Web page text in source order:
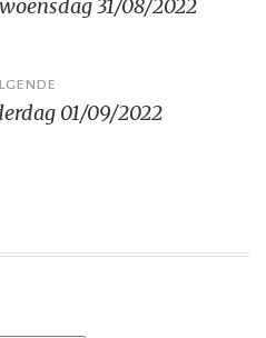
31/08/2022
01/09/2022